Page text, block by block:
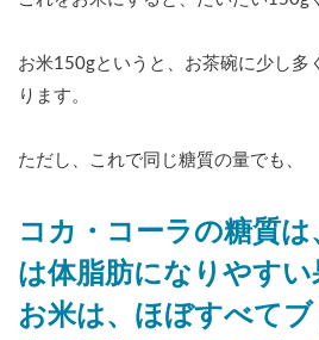
お米150gというと、お茶碗に少し多
ります。
ただし、これで同じ糖質の量でも、
コカ・コーラの糖質
は体脂肪になりやすい
お米は、ほぼすべて